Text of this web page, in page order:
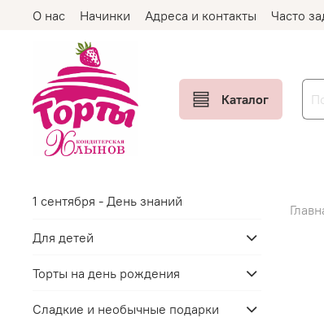
О нас Начинки Адреса и контакты Часто
Каталог
1 сентября - День знаний
Для детей
Торты на день рождения
Сладкие и необычные подарки